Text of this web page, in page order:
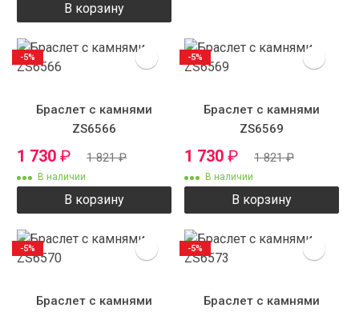
В корзину
Браслет с камнями
ZS6566
1 730 ₽ 1 821₽
В наличии
В корзину
-5%
Браслет с камнями
ZS6569
1 730 ₽ 1 821₽
В наличии
В корзину
-5%
Браслет с камнями
-5%
Браслет с камнями
-5%